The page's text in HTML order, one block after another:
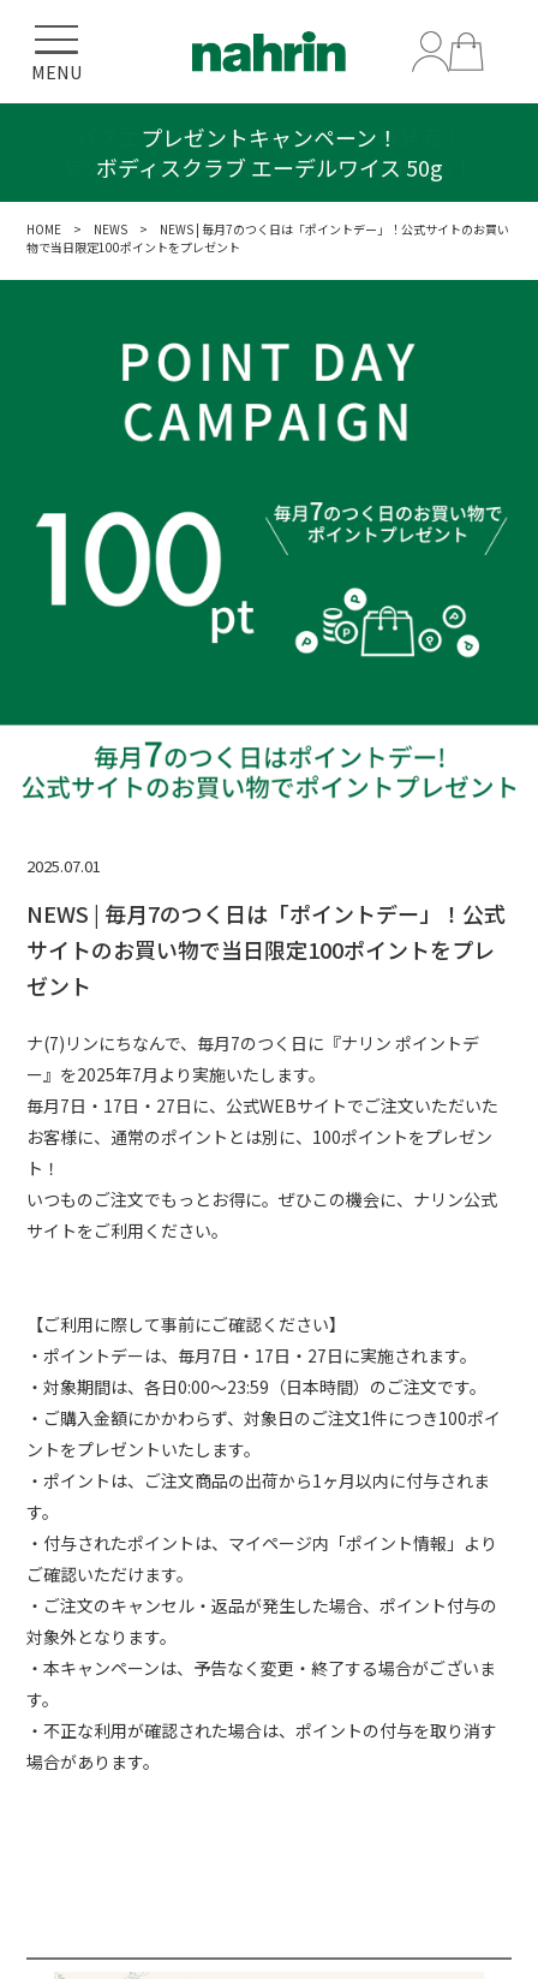
MENU
プレゼントキャンペーン！
ボディスクラブ エーデルワイス 50g
HOME > NEWS > NEWS | 毎月7のつく日は「ポイントデー」！公式サイトのお買い
物で当日限定100ポイントをプレゼント
2025.07.01
NEWS | 毎月7のつく日は「ポイントデー」！公式
サイトのお買い物で当日限定100ポイントをプレ
ゼント
ナ(7)リンにちなんで、毎月7のつく日に『ナリン ポイントデ
ー』を2025年7月より実施いたします。
毎月7日・17日・27日に、公式WEBサイトでご注文いただいた
お客様に、通常のポイントとは別に、100ポイントをプレゼン
ト！
いつものご注文でもっとお得に。ぜひこの機会に、ナリン公式
サイトをご利用ください。
【ご利用に際して事前にご確認ください】
・ポイントデーは、毎月7日・17日・27日に実施されます。
・対象期間は、各日0:00〜23:59（日本時間）のご注文です。
・ご購入金額にかかわらず、対象日のご注文1件につき100ポイ
ントをプレゼントいたします。
・ポイントは、ご注文商品の出荷から1ヶ月以内に付与されま
す。
・付与されたポイントは、マイページ内「ポイント情報」より
ご確認いただけます。
・ご注文のキャンセル・返品が発生した場合、ポイント付与の
対象外となります。
・本キャンペーンは、予告なく変更・終了する場合がございま
す。
・不正な利用が確認された場合は、ポイントの付与を取り消す
場合があります。